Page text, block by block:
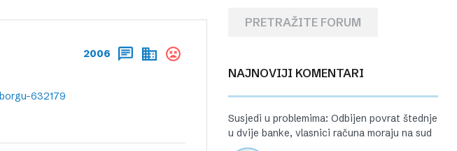
2006
632179
PRETRAŽITE FORUM
NAJNOVIJI KOMENTARI
Susjedi u problemima: Odbijen povrat štednje
u dvije banke, vlasnici računa moraju na sud